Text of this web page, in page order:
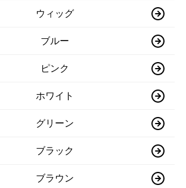
ウィッグ
ブルー
ピンク
ホワイト
グリーン
ブラック
ブラウン